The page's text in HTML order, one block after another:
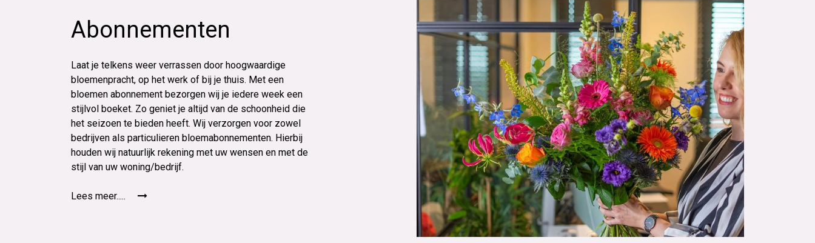
Abonnementen
Laat je telkens weer verrassen door hoogwaardige
bloemenpracht, op het werk of bij je thuis. Met een
bloemen abonnement bezorgen wij je iedere week een
stijlvol boeket. Zo geniet je altijd van de schoonheid die
het seizoen te bieden heeft. Wij verzorgen voor zowel
bedrijven als particulieren bloemabonnementen. Hierbij
houden wij natuurlijk rekening met uw wensen en met de
stijl van uw woning/bedrijf.
Lees meer.....